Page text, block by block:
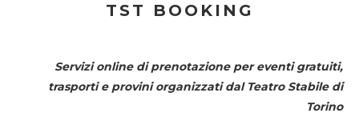
TST BOOKING
Servizi online di prenotazione per eventi gratuiti,
trasporti e provini organizzati dal Teatro Stabile di
Torino